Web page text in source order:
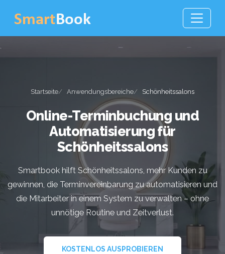
Startseite Anwendungsbereiche Schönheitssalons
Online-Terminbuchung und
Automatisierung für
Schönheitssalons
Smartbook hilft Schönheitssalons, mehr Kunden zu
gewinnen, die Terminvereinbarung zu automatisieren und
die Mitarbeiter in einem System zu verwalten – ohne
unnötige Routine und Zeitverlust.
KOSTENLOS AUSPROBIEREN